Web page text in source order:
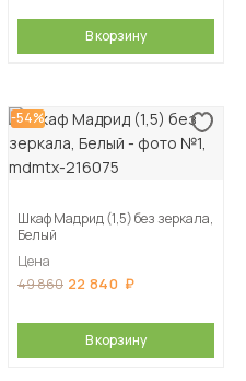
В корзину
-54%
Шкаф Мадрид (1,5) без зеркала,
Белый
Цена
49 860 22 840
В корзину